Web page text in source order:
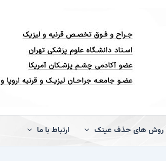
روش های حذف عینک ارتباط با ما